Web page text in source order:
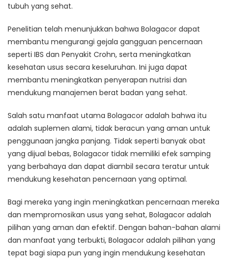
tubuh yang sehat.
Penelitian telah menunjukkan bahwa Bolagacor dapat
membantu mengurangi gejala gangguan pencernaan
seperti IBS dan Penyakit Crohn, serta meningkatkan
kesehatan usus secara keseluruhan. Ini juga dapat
membantu meningkatkan penyerapan nutrisi dan
mendukung manajemen berat badan yang sehat.
Salah satu manfaat utama Bolagacor adalah bahwa itu
adalah suplemen alami, tidak beracun yang aman untuk
penggunaan jangka panjang. Tidak seperti banyak obat
yang dijual bebas, Bolagacor tidak memiliki efek samping
yang berbahaya dan dapat diambil secara teratur untuk
mendukung kesehatan pencernaan yang optimal.
Bagi mereka yang ingin meningkatkan pencernaan mereka
dan mempromosikan usus yang sehat, Bolagacor adalah
pilihan yang aman dan efektif. Dengan bahan-bahan alami
dan manfaat yang terbukti, Bolagacor adalah pilihan yang
tepat bagi siapa pun yang ingin mendukung kesehatan